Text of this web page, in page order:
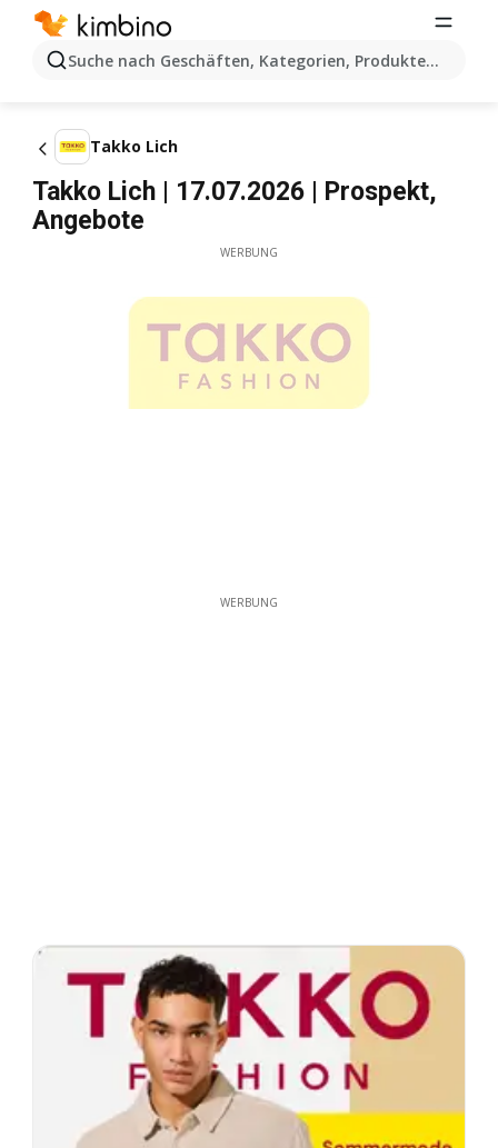
Suche nach Geschäften, Kategorien, Produkten...
Takko Lich
Takko Lich | 17.07.2026 | Prospekt,
Angebote
WERBUNG
WERBUNG